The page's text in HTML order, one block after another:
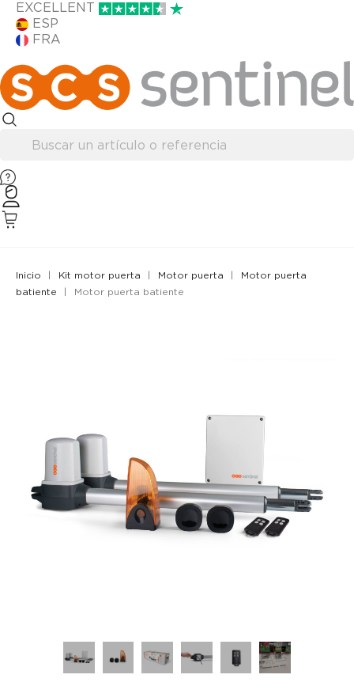
EXCELLENT
ESP
FRA
Inicio Kit motor puerta Motor puerta
Motor puerta
batiente
Motor puerta batiente